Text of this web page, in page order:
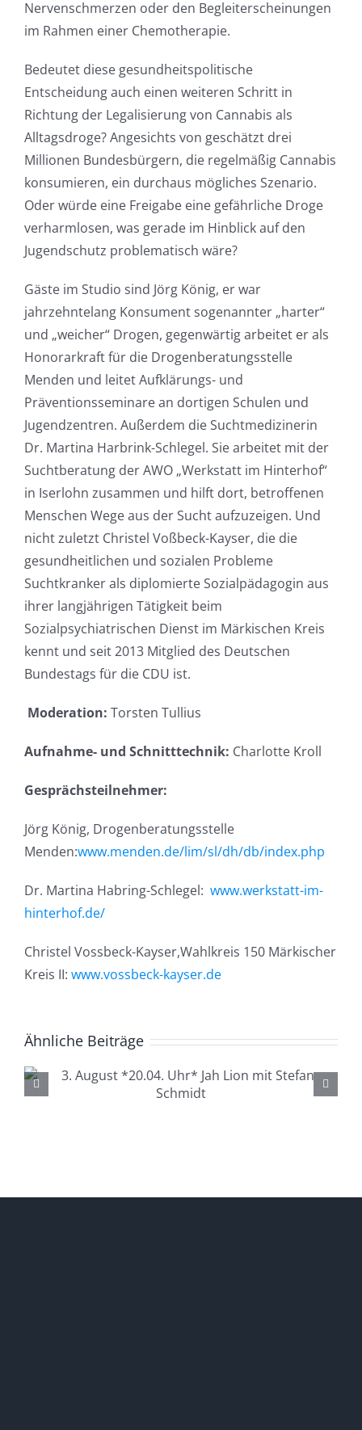
Nervenschmerzen oder den Begleiterscheinungen
im Rahmen einer Chemotherapie.
Bedeutet diese gesundheitspolitische
Entscheidung auch einen weiteren Schritt in
Richtung der Legalisierung von Cannabis als
Alltagsdroge? Angesichts von geschätzt drei
Millionen Bundesbürgern, die regelmäßig Cannabis
konsumieren, ein durchaus mögliches Szenario.
Oder würde eine Freigabe eine gefährliche Droge
verharmlosen, was gerade im Hinblick auf den
Jugendschutz problematisch wäre?
Gäste im Studio sind Jörg König, er war
jahrzehntelang Konsument sogenannter „harter“
und „weicher“ Drogen, gegenwärtig arbeitet er als
Honorarkraft für die Drogenberatungsstelle
Menden und leitet Aufklärungs- und
Präventionsseminare an dortigen Schulen und
Jugendzentren. Außerdem die Suchtmedizinerin
Dr. Martina Harbrink-Schlegel. Sie arbeitet mit der
Suchtberatung der AWO „Werkstatt im Hinterhof“
in Iserlohn zusammen und hilft dort, betroffenen
Menschen Wege aus der Sucht aufzuzeigen. Und
nicht zuletzt Christel Voßbeck-Kayser, die die
gesundheitlichen und sozialen Probleme
Suchtkranker als diplomierte Sozialpädagogin aus
ihrer langjährigen Tätigkeit beim
Sozialpsychiatrischen Dienst im Märkischen Kreis
kennt und seit 2013 Mitglied des Deutschen
Bundestags für die CDU ist.
Moderation: Torsten Tullius
Aufnahme- und Schnitttechnik: Charlotte Kroll
Gesprächsteilnehmer:
Jörg König, Drogenberatungsstelle
Menden:www.menden.de/lim/sl/dh/db/index.php
Dr. Martina Habring-Schlegel: www.werkstatt-im-
hinterhof.de/
Christel Vossbeck-Kayser,Wahlkreis 150 Märkischer
Kreis II: www.vossbeck-kayser.de
Ähnliche Beiträge
4. August *20.04. Uhr*
Lüdenscheid Live mit Ingo